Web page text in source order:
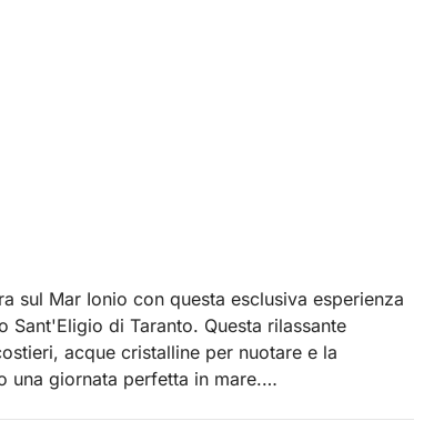
sul Mar Ionio con questa esclusiva esperienza
di Taranto. Questa rilassante
acque cristalline per nuotare e la
una giornata perfetta in mare.